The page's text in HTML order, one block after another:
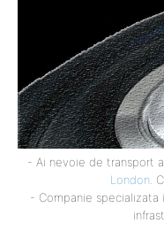
- Ai nevoie de transport
London .
- Companie specializata